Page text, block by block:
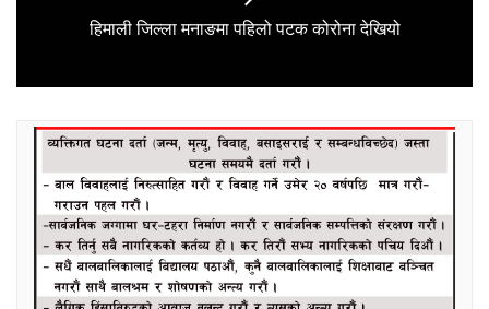
Next
हिमाली जिल्ला मनाङमा पहिलो पटक कोरोना देखियो